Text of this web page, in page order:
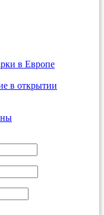
в Европе
в открытии